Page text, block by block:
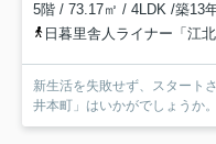
5階 / 73.17㎡ / 4LDK /築13
日暮里舎人ライナー「江
新生活を失敗せず、スタート
井本町」はいかがでしょうか